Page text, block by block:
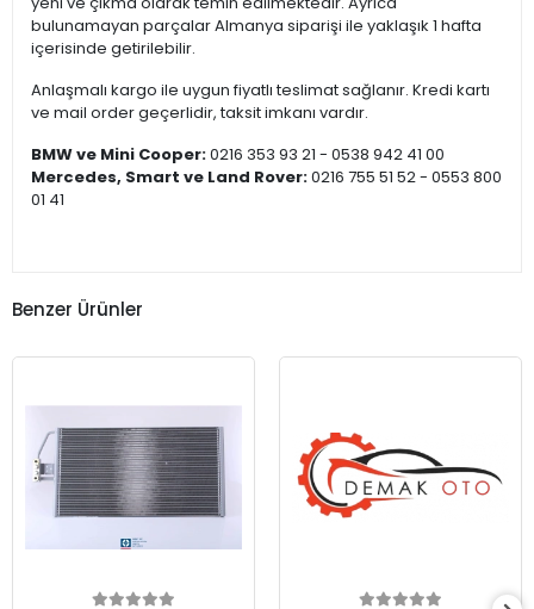
bulunamayan parçalar Almanya siparişi ile yaklaşık 1 hafta
içerisinde getirilebilir.
Anlaşmalı kargo ile uygun fiyatlı teslimat sağlanır. Kredi kartı
ve mail order geçerlidir, taksit imkanı vardır.
BMW ve Mini Cooper:0216 353 93 21 - 0538 942 41 00
Mercedes, Smart ve Land Rover:0216 755 51 52 - 0553 800
01 41
Benzer Ürünler